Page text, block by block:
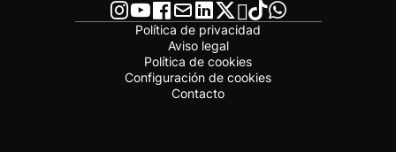
Política de privacidad
Aviso legal
Política de cookies
Configuración de cookies
Contacto